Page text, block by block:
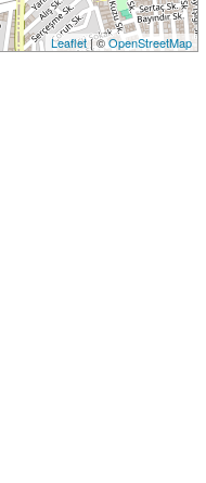
Leaflet| ©OpenStreetMap